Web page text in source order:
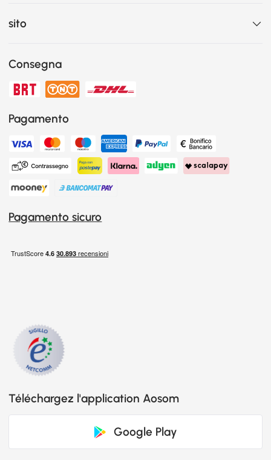
sito
Consegna
Pagamento
Pagamento sicuro
Téléchargez l'application Aosom
Google Play